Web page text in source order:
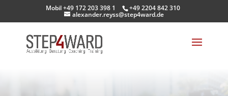
Mobil +49 172 203 398 1 +49 2204 842 310
alexander.reyss@step4ward.de